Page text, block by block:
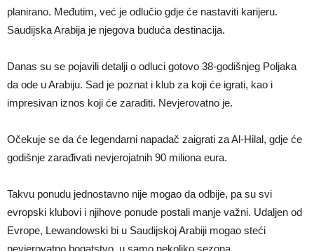
planirano. Međutim, već je odlučio gdje će nastaviti karijeru.
Saudijska Arabija je njegova buduća destinacija.
Danas su se pojavili detalji o odluci gotovo 38-godišnjeg Poljaka
da ode u Arabiju. Sad je poznat i klub za koji će igrati, kao i
impresivan iznos koji će zaraditi. Nevjerovatno je.
Očekuje se da će legendarni napadač zaigrati za Al-Hilal, gdje će
godišnje zarađivati nevjerojatnih 90 miliona eura.
Takvu ponudu jednostavno nije mogao da odbije, pa su svi
evropski klubovi i njihove ponude postali manje važni. Udaljen od
Evrope, Lewandowski bi u Saudijskoj Arabiji mogao steći
nevjerovatno bogatstvo, u samo nekoliko sezona.